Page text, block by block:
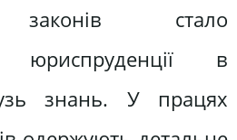
законів стало
юриспруденції в
знань. У працях